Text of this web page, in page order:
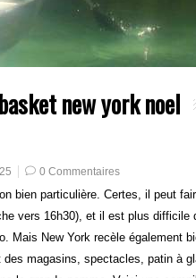
new york noel
0 Commentaires
bien particulière. Certes, il peut
vers 16h30), et il est plus difficile
Mais New York recèle également
des magasins, spectacles, patin à